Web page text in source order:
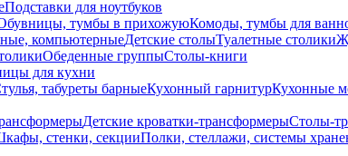
Подставки для ноутбуков
тумбы в прихожуюКомоды, тумбы для
компьютерныеДетские столыТуалетные столики
Обеденные группыСтолы-книги
для кухни
табуреты барныеКухонный гарнитурКухонные
Детские кроватки-трансформерыСтолы-
стенки, секцииПолки, стеллажи, системы